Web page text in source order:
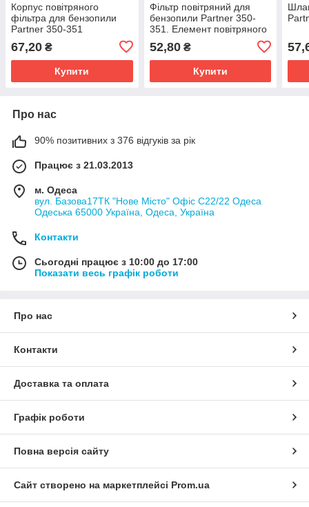
Корпус повітряного
фільтра для бензопили
Partner 350-351
67,20 ₴
Купити
Фільтр повітряний для
бензопили Partner 350-
351. Елемент повітряного
фільтра Partner 350/351
поролоновий
52,80₴
Купити
Про нас
90% позитивних з 376 відгуків за рік
Працює з 21.03.2013
м. Одеса
вул. Базова17ТК "Нове Місто" Офіс С22/22 Одеса
Одеська 65000 Україна, Одеса, Україна
Контакти
Сьогодні працює з 10:00 до 17:00
Показати весь графік роботи
Про нас
Контакти
Доставка та оплата
Графік роботи
Повна версія сайту
Сайт створено на маркетплейсі Prom.ua